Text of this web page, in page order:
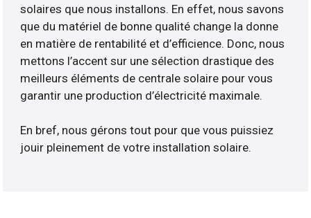
solaires que nous installons. En effet, nous savons
que du matériel de bonne qualité change la donne
en matière de rentabilité et d’efficience. Donc, nous
mettons l’accent sur une sélection drastique des
meilleurs éléments de centrale solaire pour vous
garantir une production d’électricité maximale.
En bref, nous gérons tout pour que vous puissiez
jouir pleinement de votre installation solaire.